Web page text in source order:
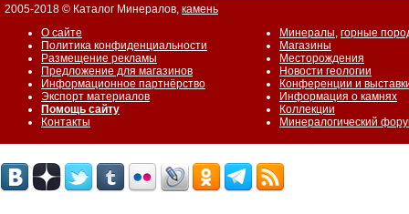
2005-2018 © Каталог Минералов, камень
О сайте
Политика конфиденциальности
Размещение рекламы
Предложение для магазинов
Информационное партнёрство
Экспорт материалов
Помощь сайту
Контакты
Минералы, горные
Магазины
Месторождения
Новости геологии
Конференции и
Информация о камнях
Коллекции
Минералогический